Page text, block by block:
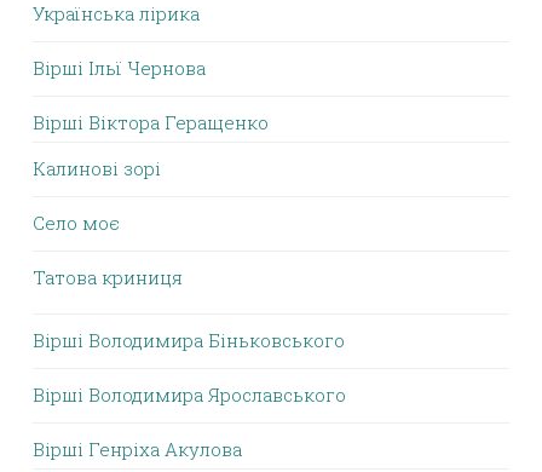
Українська лірика
Вірші Ільї Чернова
Вірші Віктора Геращенко
Калинові зорі
Село моє
Татова криниця
Вірші Володимира Біньковського
Вірші Володимира Ярославського
Вірші Генріха Акулова